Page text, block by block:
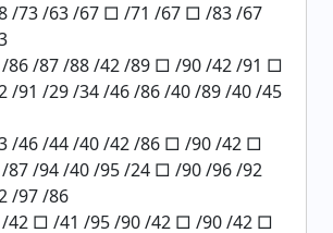
/73 /63 /67 □ /71 /67 □ /83 /67
/87 /88 /42 /89 □ /90 /42 /91 □
/91 /29 /34 /46 /86 /40 /89 /40 /45
/46 /44 /40 /42 /86 □ /90 /42 □
/94 /40 /95 /24 □ /90 /96 /92
/97 /86
42 □ /41 /95 /90 /42 □ /90 /42 □